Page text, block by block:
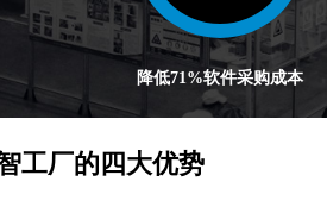
降低71%软件采购成本
工厂的四大优势